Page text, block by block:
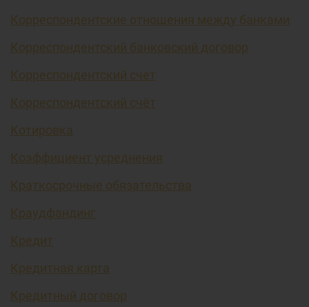
Корреспондентские отношения между банками
Корреспондентский банковский договор
Корреспондентский счет
Корреспондентский счёт
Котировка
Коэффициент усреднения
Краткосрочные обязательства
Краудфандинг
Кредит
Кредитная карта
Кредитный договор